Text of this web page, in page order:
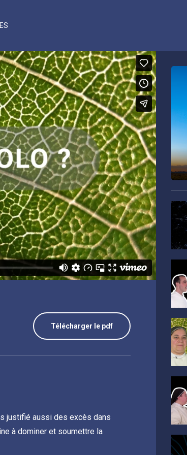
Télécharger le pdf
justifié aussi des excès dans
à dominer et soumettre la